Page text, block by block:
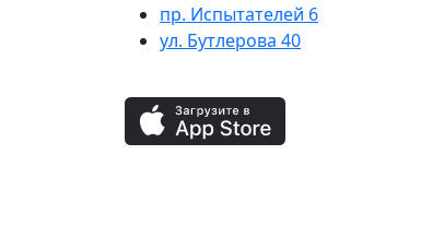
пр. Испытателей 6
ул. Бутлерова 40